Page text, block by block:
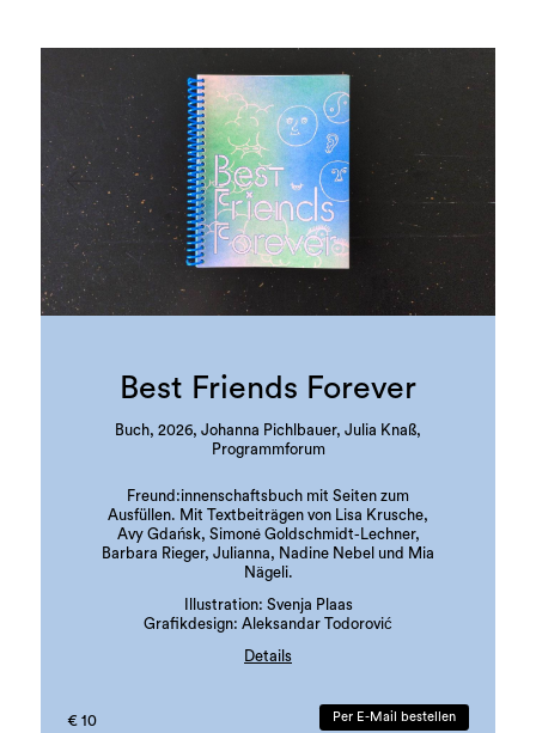
Best Friends Forever
Buch, 2026, Johanna Pichlbauer, Julia Knaß,
Programmforum
Freund:innenschaftsbuch mit Seiten zum
Ausfüllen. Mit Textbeiträgen von Lisa Krusche,
Avy Gdańsk, Simoné Goldschmidt-Lechner,
Barbara Rieger, Julianna, Nadine Nebel und Mia
Nägeli.
Illustration: Svenja Plaas
Grafikdesign: Aleksandar Todorović
Details
Sprache: Deutsch
ISBN: 978-3-901109-97-3
€ 10 Per E-Mail bestellen